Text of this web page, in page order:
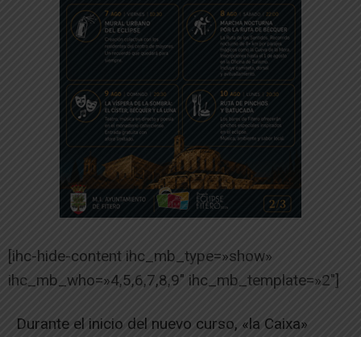
[ihc-hide-content ihc_mb_type=»show»
ihc_mb_who=»4,5,6,7,8,9″ ihc_mb_template=»2″]
Durante el inicio del nuevo curso, «la Caixa»